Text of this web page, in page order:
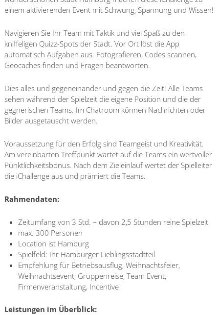
einem aktivierenden Event mit Schwung, Spannung und Wissen!
Navigieren Sie Ihr Team mit Taktik und viel Spaß zu den
kniffeligen Quizz-Spots der Stadt. Vor Ort löst die App
automatisch Aufgaben aus. Fotografieren, Codes scannen,
Geocaches finden und Fragen beantworten.
Dies alles und gegeneinander und gegen die Zeit! Alle Teams
sehen während der Spielzeit die eigene Position und die der
gegnerischen Teams. Im Chatroom können Nachrichten oder
Bilder ausgetauscht werden.
Voraussetzung für den Erfolg sind Teamgeist und Kreativität.
Am vereinbarten Treffpunkt wartet auf die Teams ein wertvoller
Pünktlichkeitsbonus. Nach dem Zieleinlauf wertet der Spielleiter
die iChallenge aus und prämiert die Teams.
Rahmendaten:
Zeitumfang von 3 Std. – davon 2,5 Stunden reine Spielzeit
max. 300 Personen
Location ist Hamburg
Spielfeld: Ihr Hamburger Lieblingsstadtteil
Empfehlung für Betriebsausflug, Weihnachtsfeier,
Weihnachtsevent, Gruppenreise, Team Event,
Firmenveranstaltung, Incentive
Leistungen im Überblick: